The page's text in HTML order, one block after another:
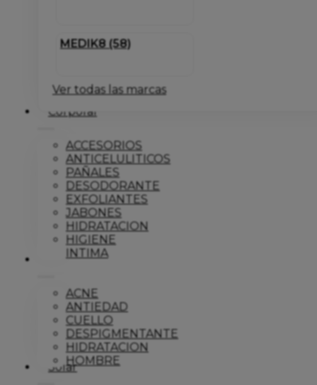
MEDIK8 (58)
Ver todas las marcas
Corporal
ACCESORIOS
ANTICELULITICOS
PAÑALES
DESODORANTE
EXFOLIANTES
JABONES
HIDRATACION
HIGIENE
INTIMA
Dermo
ACNE
ANTIEDAD
CUELLO
DESPIGMENTANTE
HIDRATACION
HOMBRE
Solar